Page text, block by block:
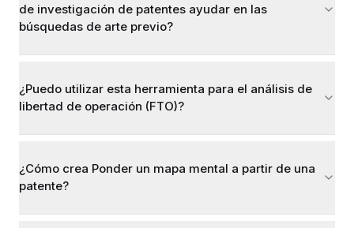
de investigación de patentes ayudar en las
búsquedas de arte previo?
¿Puedo utilizar esta herramienta para el análisis de
libertad de operación (FTO)?
¿Cómo crea Ponder un mapa mental a partir de una
patente?